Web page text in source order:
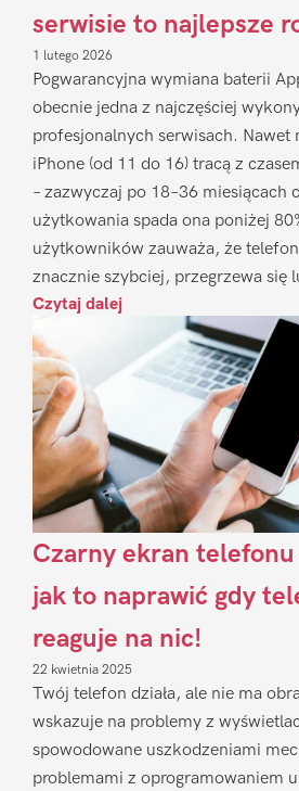
serwisie to najlepsze
1 lutego 2026
Pogwarancyjna wymiana baterii
obecnie jedna z najczęściej
profesjonalnych serwisach. Nawet
iPhone (od 11 do 16) tracą z
– zazwyczaj po 18–36 miesiącach
użytkowania spada ona poniżej
użytkowników zauważa, że
znacznie szybciej, przegrzewa się
Czytaj dalej
Czarny ekran telefonu
jak to naprawić gdy
reaguje na nic!
22 kwietnia 2025
Twój telefon działa, ale nie ma
wskazuje na problemy z
spowodowane uszkodzeniami
problemami z oprogramowaniem